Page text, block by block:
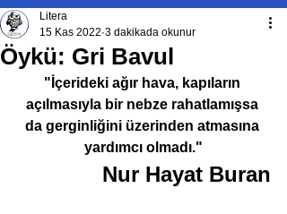
Öykü: Gri Bavul
Litera
15 Kas 2022 3 dakikada okunur
"İçerideki ağır hava, kapıların
açılmasıyla bir nebze rahatlamışsa
da gerginliğini üzerinden atmasına
yardımcı olmadı."
Nur Hayat Buran